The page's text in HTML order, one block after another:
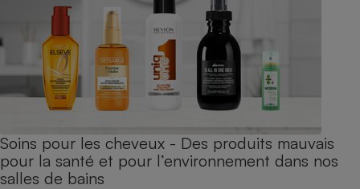
Soins pour les cheveux - Des produits mauvais
pour la santé et pour l’environnement dans nos
salles de bains